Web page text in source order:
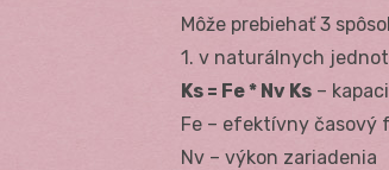
Môže prebiehať 3
1. v naturálnych
Ks = Fe * Nv Ks –
Fe – efektívny časový
Nv – výkon zariadenia